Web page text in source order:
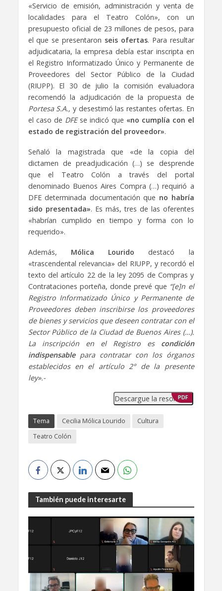
«Servicio de emisión, administración y venta de
localidades para el Teatro Colón», con un
presupuesto oficial de 23 millones de pesos, para
el que se presentaron seis ofertas. Para resultar
adjudicataria, la empresa debía estar inscripta en
el Registro Informatizado Único y Permanente de
Proveedores del Sector Público de la Ciudad
(RIUPP). El 30 de julio la comisión evaluadora
recomendó la adjudicación de la propuesta de
Portesa S.A., y desestimó las restantes ofertas. En
el caso de DFEse indicó que «no cumplía con el
estado de registración del proveedor».
Señaló la magistrada que «de la copia del
dictamen de preadjudicación (…) se desprende
que el Teatro Colón a través del portal
denominado Buenos Aires Compra (…) requirió a
DFE determinada documentación que no habría
sido presentada». Es más, tres de las oferentes
«habrían cumplido en tiempo y forma con lo
requerido».
Además, Mólica Lourido destacó la
«trascendental relevancia» del RIUPP, y recordó el
texto del artículo 22 de la ley 2095 de Compras y
Contrataciones porteña, donde prevé que “[e]n el
Registro Informatizado Único y Permanente de
Proveedores deben inscribirse los proveedores
de bienes y servicios que deseen contratar con el
Sector Público de la Ciudad de Buenos Aires (…).
La inscripción en el Registro es condición
indispensablepara contratar con los órganos
establecidos en el artículo 2° de la presente
ley».-
Descargue la resolución
PDF
Tema Cecilia Mólica Lourido
Cultura
Teatro Colón
También puede interesarte